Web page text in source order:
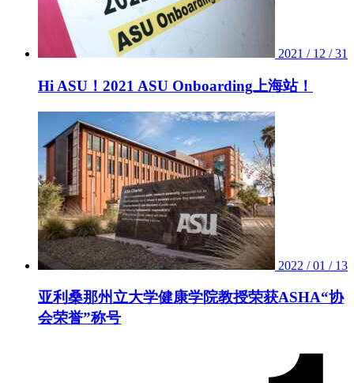
2021 / 12 / 31
Hi ASU！2021 ASU Onboarding上海站！
2022 / 01 / 13
亚利桑那州立大学健康学院教授荣获ASHA“协
会荣誉”称号